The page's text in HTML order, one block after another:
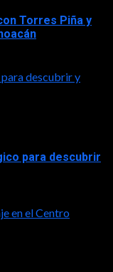
Torres Piña y
descubrir y
para descubrir
en el Centro